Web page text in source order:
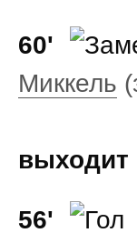
60'
Миккель
выходит
56'